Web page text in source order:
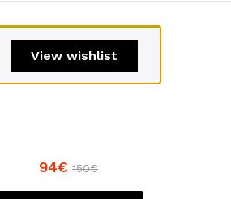
View wishlist
94€ 150€